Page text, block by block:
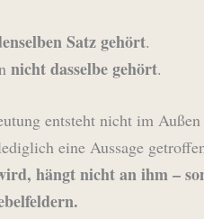
Satz gehört.
nicht dasselbe gehört.
entsteht nicht im
eine Aussage
hängt nicht an ihm –